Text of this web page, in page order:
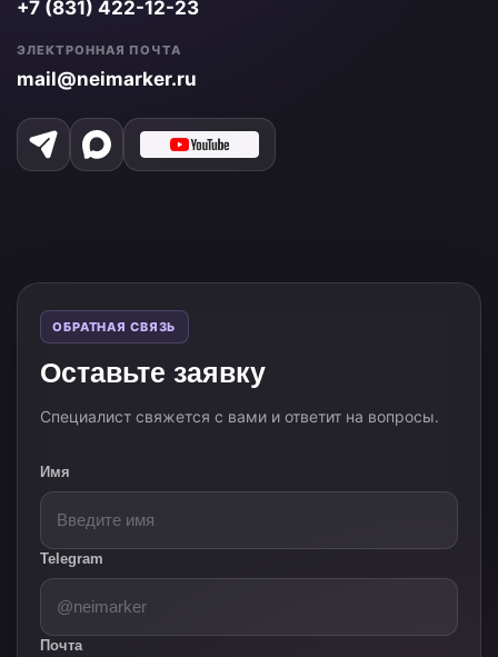
+7 (831) 422-12-23
ЭЛЕКТРОННАЯ ПОЧТА
mail@neimarker.ru
ОБРАТНАЯ СВЯЗЬ
Оставьте заявку
Специалист свяжется с вами и ответит на вопросы.
Имя
Telegram
Почта